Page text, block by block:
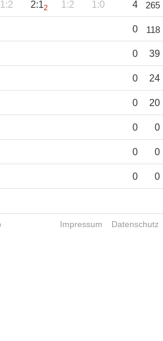
1:2 2:12 1:2 1:0 4 265
0 118
0 39
0 24
0 20
0 0
0 0
0 0
Impressum Datenschutz